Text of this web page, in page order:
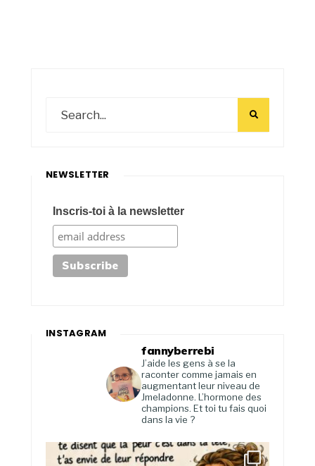
NEWSLETTER
Inscris-toi à la newsletter
INSTAGRAM
fannyberrebi
J’aide les gens à se la
raconter comme jamais en
augmentant leur niveau de
Jmeladonne. L’hormone des
champions. Et toi tu fais quoi
dans la vie ?